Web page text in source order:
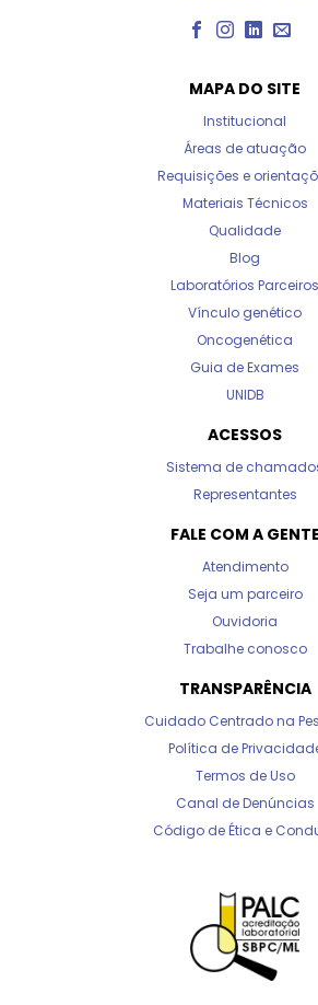
MAPA DO SITE
Institucional
Áreas de atuação
Requisições e
Materiais Técnicos
Qualidade
Blog
Laboratórios Parceiros
Vínculo genético
Oncogenética
Guia de Exames
UNIDB
ACESSOS
Sistema de
Representantes
FALE COM A GENTE
Atendimento
Seja um parceiro
Ouvidoria
Trabalhe conosco
TRANSPARÊNCIA
Cuidado Centrado na
Política de
Termos de Uso
Canal de Denúncias
Código de Ética e